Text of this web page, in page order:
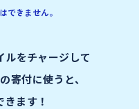
できません。
ルをチャージして
寄付に使うと、
ます！